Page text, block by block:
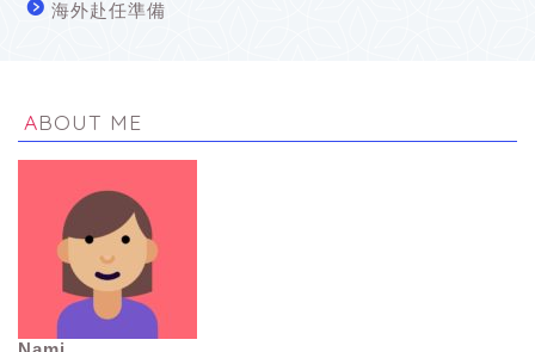
海外赴任準備
ABOUT ME